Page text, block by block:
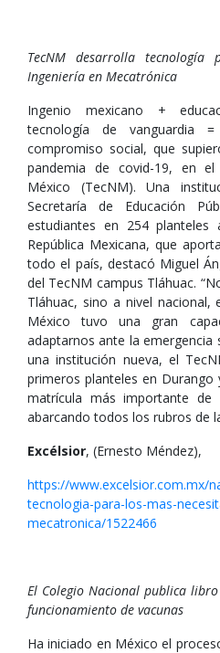
TecNM desarrolla tecnología
Ingeniería en Mecatrónica
Ingenio mexicano +
tecnología de vanguardia
compromiso social, que
pandemia de covid-19, en
México (TecNM). Una
Secretaría de Educación
estudiantes en 254
República Mexicana, que
todo el país, destacó Miguel
del TecNM campus Tláhuac.
Tláhuac, sino a nivel nacional,
México tuvo una gran
adaptarnos ante la
una institución nueva, el
primeros planteles en Durango
matrícula más importante de
abarcando todos los rubros de
Excélsior, (Ernesto Méndez),
https://www.excelsior.com.mx/
tecnologia-para-los-mas-
mecatronica/1522466
El Colegio Nacional publica
funcionamiento de vacunas
Ha iniciado en México el